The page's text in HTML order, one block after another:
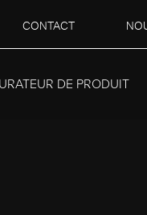
CONTACT
DE PRODUIT